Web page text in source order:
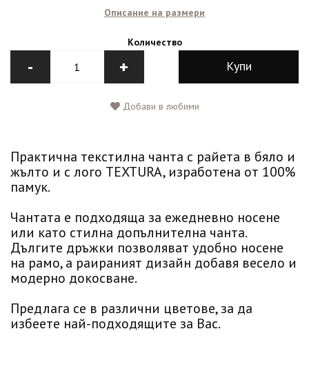
Описание на размери
Количество
- + Купи
Добави в любими
Практична текстилна чанта с райета в бяло и
жълто и с лого TEXTURA, изработена от 100%
памук.
Чантата е подходяща за ежедневно носене
или като стилна допълнителна чанта.
Дългите дръжки позволяват удобно носене
на рамо, а раираният дизайн добавя весело и
модерно докосване.
Предлага се в различни цветове, за да
избеете най-подходящите за Вас.